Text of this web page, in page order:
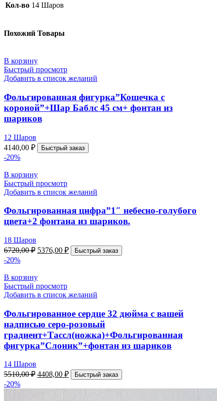
Кол-во 14 Шаров
Похожий Товары
В корзину
Быстрый просмотр
Добавить в список желаний
Фольгированная фигурка”Кошечка с
короной”+Шар Баблс 45 см+ фонтан из
шариков
12 Шаров
4140,00 ₽ Быстрый заказ
-20%
В корзину
Быстрый просмотр
Добавить в список желаний
Фольгированная цифра”1″ небесно-голубого
цвета+2 фонтана из шариков.
18 Шаров
6720,00₽ 5376,00 ₽ Быстрый заказ
-20%
В корзину
Быстрый просмотр
Добавить в список желаний
Фольгированное сердце 32 дюйма с вашей
надписью серо-розовый
градиент+Тассл(ножка)+Фольгированная
фигурка”Слоник”+фонтан из шариков
14 Шаров
5510,00₽ 4408,00 ₽ Быстрый заказ
-20%